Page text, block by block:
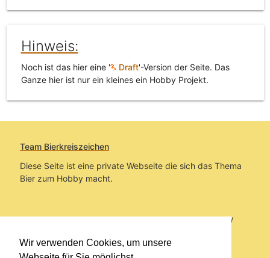
Wir verwenden Cookies, um unsere
Hinweis:
Noch ist das hier eine ' Draft'-Version der Seite. Das
Ganze hier ist nur ein kleines ein Hobby Projekt.
Team Bierkreiszeichen
Diese Seite ist eine private Webseite die sich das Thema
Bier zum Hobby macht.
Sie befinden sich auf https://www.bierkreiszeichen.at/
im Pfad:Übers Bier/Brauereien/Fundstücke und
Informationen zur Brauerei Kundmüller